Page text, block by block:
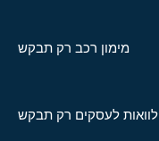
מימון רכב רק תבקש
לעסקים רק תבקש